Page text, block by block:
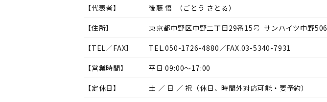
【代表者】 後藤 悟 （ごとう さとる）
【住所】 東京都中野区中野二丁目29番15号 サンハイツ中野506
【TEL／FAX】 TEL.050-1726-4880 ／FAX.03-5340-7931
【営業時間】 平日 09:00～17:00
【定休日】 土 ／ 日 ／ 祝（休日、時間外対応可能・要予約）